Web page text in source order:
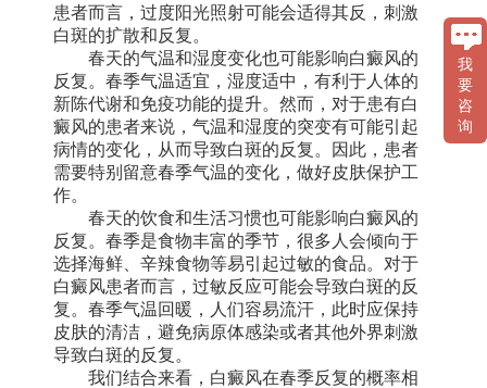
患者而言，过度阳光照射可能会适得其反，刺激
白斑的扩散和反复。
春天的气温和湿度变化也可能影响白癜风的
反复。春季气温适宜，湿度适中，有利于人体的
新陈代谢和免疫功能的提升。然而，对于患有白
癜风的患者来说，气温和湿度的突变有可能引起
病情的变化，从而导致白斑的反复。因此，患者
需要特别留意春季气温的变化，做好皮肤保护工
作。
春天的饮食和生活习惯也可能影响白癜风的
反复。春季是食物丰富的季节，很多人会倾向于
选择海鲜、辛辣食物等易引起过敏的食品。对于
白癜风患者而言，过敏反应可能会导致白斑的反
复。春季气温回暖，人们容易流汗，此时应保持
皮肤的清洁，避免病原体感染或者其他外界刺激
导致白斑的反复。
我们结合来看，白癜风在春季反复的概率相
我
要
咨
询